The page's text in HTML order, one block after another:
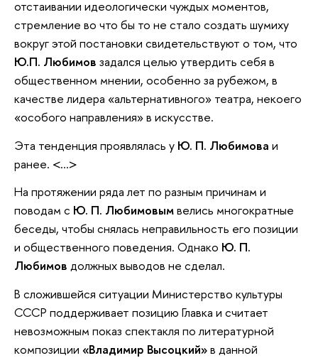
отстаивании идеологически чуждых моментов,
стремление во что бы то не стало создать шумиху
вокруг этой постановки свидетельствуют о том, что
Ю.П. Любимов задался целью утвердить себя в
общественном мнении, особенно за рубежом, в
качестве лидера «альтернативного» театра, некоего
«особого направления» в искусстве.
Эта тенденция проявлялась у Ю. П. Любимова и
ранее. <...>
На протяжении ряда лет по разным причинам и
поводам с Ю. П. Любимовымвелись многократные
беседы, чтобы снялась неправильность его позиции
и общественного поведения. Однако Ю. П.
Любимов должных выводов не сделал.
В сложившейся ситуации Министерство культуры
СССР поддерживает позицию Главка и считает
невозможным показ спектакля по литературной
композиции «Владимир Высоцкий»в данной